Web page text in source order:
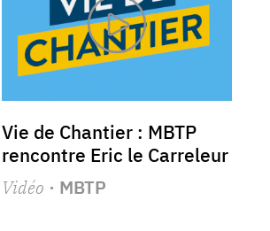
Vie de Chantier : MBTP
rencontre Eric le Carreleur
Vidéo · MBTP